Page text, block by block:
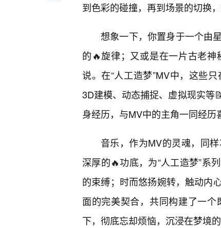
到色彩的碰撞，再到场景的切换
想象一下，你置身于一个由
的🔥旋律；又或是在一片古老
说。在“人工造梦”MV中，这些
3D建模、动态捕捉、虚拟现实等
身经历，与MV中的主角一同经历
音乐，作为MV的灵魂，同
深厚的🔥功底，为“人工造梦”系
的束缚；时而悠扬婉转，触动内
面的完美契合，共同构建了一
下，彻底忘却烦恼，沉浸在梦境